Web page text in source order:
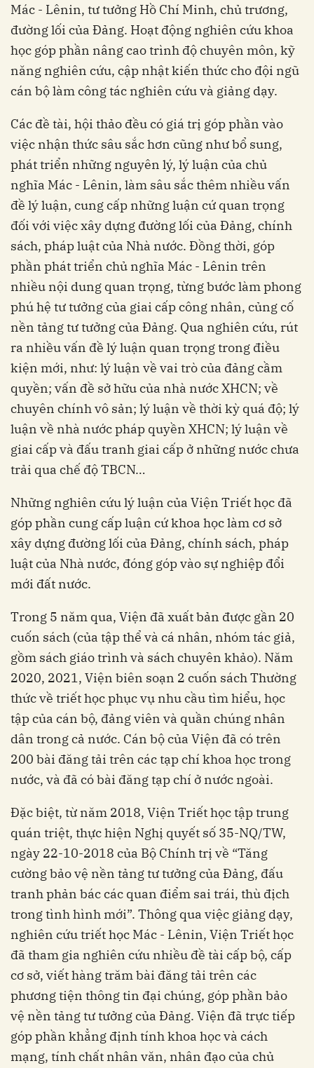
Mác - Lênin, tư tưởng Hồ Chí Minh, chủ trương,
đường lối của Đảng. Hoạt động nghiên cứu khoa
học góp phần nâng cao trình độ chuyên môn, kỹ
năng nghiên cứu, cập nhật kiến thức cho đội ngũ
cán bộ làm công tác nghiên cứu và giảng dạy.
Các đề tài, hội thảo đều có giá trị góp phần vào
việc nhận thức sâu sắc hơn cũng như bổ sung,
phát triển những nguyên lý, lý luận của chủ
nghĩa Mác - Lênin, làm sâu sắc thêm nhiều vấn
đề lý luận, cung cấp những luận cứ quan trọng
đối với việc xây dựng đường lối của Đảng, chính
sách, pháp luật của Nhà nước. Đồng thời, góp
phần phát triển chủ nghĩa Mác - Lênin trên
nhiều nội dung quan trọng, từng bước làm phong
phú hệ tư tưởng của giai cấp công nhân, củng cố
nền tảng tư tưởng của Đảng. Qua nghiên cứu, rút
ra nhiều vấn đề lý luận quan trọng trong điều
kiện mới, như: lý luận về vai trò của đảng cầm
quyền; vấn đề sở hữu của nhà nước XHCN; về
chuyên chính vô sản; lý luận về thời kỳ quá độ; lý
luận về nhà nước pháp quyền XHCN; lý luận về
giai cấp và đấu tranh giai cấp ở những nước chưa
trải qua chế độ TBCN…
Những nghiên cứu lý luận của Viện Triết học đã
góp phần cung cấp luận cứ khoa học làm cơ sở
xây dựng đường lối của Đảng, chính sách, pháp
luật của Nhà nước, đóng góp vào sự nghiệp đổi
mới đất nước.
Trong 5 năm qua, Viện đã xuất bản được gần 20
cuốn sách (của tập thể và cá nhân, nhóm tác giả,
gồm sách giáo trình và sách chuyên khảo). Năm
2020, 2021, Viện biên soạn 2 cuốn sách Thường
thức về triết học phục vụ nhu cầu tìm hiểu, học
tập của cán bộ, đảng viên và quần chúng nhân
dân trong cả nước. Cán bộ của Viện đã có trên
200 bài đăng tải trên các tạp chí khoa học trong
nước, và đã có bài đăng tạp chí ở nước ngoài.
Đặc biệt, từ năm 2018, Viện Triết học tập trung
quán triệt, thực hiện Nghị quyết số 35-NQ/TW,
ngày 22-10-2018 của Bộ Chính trị về “Tăng
cường bảo vệ nền tảng tư tưởng của Đảng, đấu
tranh phản bác các quan điểm sai trái, thù địch
trong tình hình mới”. Thông qua việc giảng dạy,
nghiên cứu triết học Mác - Lênin, Viện Triết học
đã tham gia nghiên cứu nhiều đề tài cấp bộ, cấp
cơ sở, viết hàng trăm bài đăng tải trên các
phương tiện thông tin đại chúng, góp phần bảo
vệ nền tảng tư tưởng của Đảng. Viện đã trực tiếp
góp phần khẳng định tính khoa học và cách
mạng, tính chất nhân văn, nhân đạo của chủ